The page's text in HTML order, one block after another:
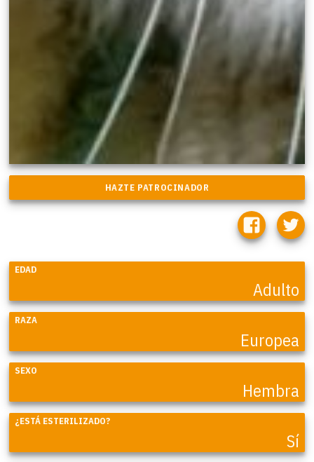
EDAD
Adulto
RAZA
Europea
SEXO
Hembra
¿ESTÁ ESTERILIZADO?
Sí